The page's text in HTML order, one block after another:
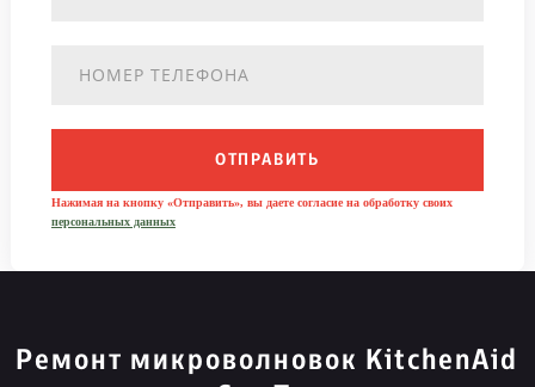
ОТПРАВИТЬ
Нажимая на кнопку «Отправить», вы даете согласие на обработку своих
персональных данных
Ремонт микроволновок KitchenAid